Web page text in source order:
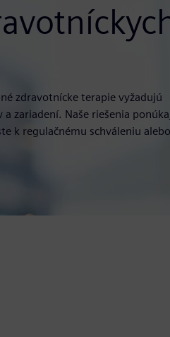
zdravotnícke terapie vyžadujú
zariadení. Naše riešenia
k regulačnému schváleniu alebo